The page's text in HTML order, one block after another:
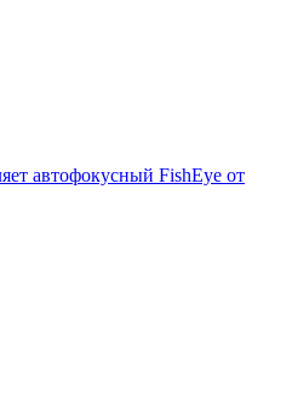
автофокусный FishEye от